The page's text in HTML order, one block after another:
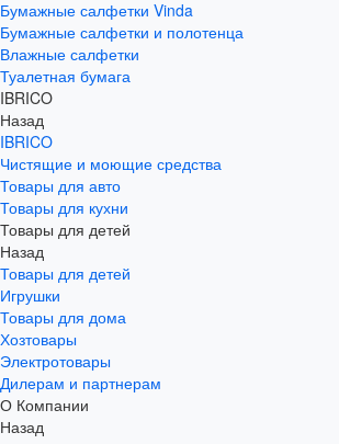
Бумажные салфетки Vinda
Бумажные салфетки и полотенца
Влажные салфетки
Туалетная бумага
IBRICO
Назад
IBRICO
Чистящие и моющие средства
Товары для авто
Товары для кухни
Товары для детей
Назад
Товары для детей
Игрушки
Товары для дома
Хозтовары
Электротовары
Дилерам и партнерам
О Компании
Назад